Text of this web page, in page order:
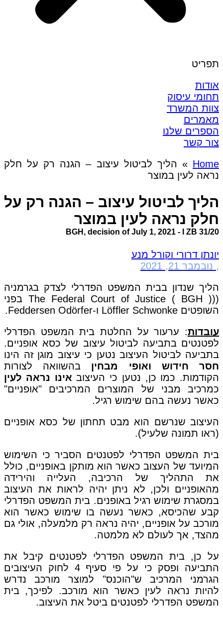
תפריט
אודות
תחומי עיסוק
צוות המשרד
מאמרים
הספרים שלנו
צור קשר
Home
» הליך לביטול עיצוב – הגנה רק על חלק
נראה לעין במוצר
הליך לביטול עיצוב – הגנה רק על
חלק נראה לעין במוצר
BGH, decision of July 1, 2021 - I ZB 31/20
יונתן דרורי וקורל מנע
, נובמבר 21, 2021
הליך שנדון בבית המשפט הפדרלי לצדק בגרמניה
((The Federal Court of Justice ( BGH ) בפני
השופטים Löffler Schwonke ו-Feddersen Odörfer.
עובדות: ערעור על החלטת בית המשפט הפדרלי
לפטנטים בתביעה לביטול עיצוב של כסא אופניים.
בתביעה לביטול העיצוב נטען כי עיצוב מוגן זה הינו
חסר חידוש ואופי מבחין בהשוואה לצורות
הקודמות. כמו כן, נטען כי העיצוב אינו נראה לעין
כמרכיב מבני של המוצרים המרכיבים "אופניים"
כאשר נעשה בהם שימוש רגיל.
העיצוב שנרשם הוא מבט תחתון של כסא אופניים
(ראו תמונה שלעיל).
בית המשפט הפדרלי לפטנטים הסביר כי השימוש
המיועד של העצוב כאשר הוא מותקן באופניים, כולל
את התהליך של הרכיבה, העלייה והירידה
מהאופניים ולכן, לא ניתן יהיה לראות את העיצוב
במסגרת שימוש רגיל באופנים. בית המשפט הפדרלי
קבע שהכיסא, כאשר נעשה בו שימוש כאשר הוא
מורכב על אופניים, יהיה נראה רק מלמעלה, אולי גם
מהצד, אך לעולם לא מלמטה.
על כן, בית המשפט הפדרלי לפטנטים קיבל את
התביעה ופסק כי על פי סעיף 4 לחוק העיצובים
הגרמני המרכיב ש"הוכנס" למוצר מורכב נדרש
להיות נראה לעין כאשר הוא מורכב. לפיכך, בית
המשפט הפדרלי לפטנטים ביטל את העיצוב.